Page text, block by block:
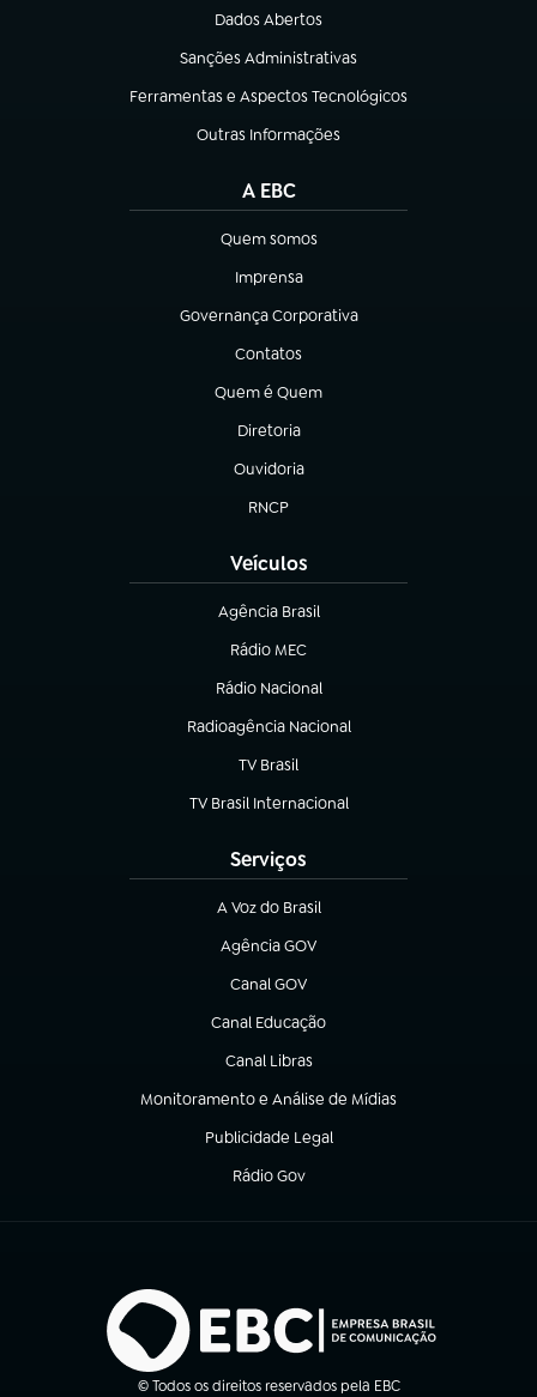
Dados Abertos
(abre em nova aba)
Sanções Administrativas
(abre em nova aba)
Ferramentas e Aspectos Tecnológicos
(abre em nova aba)
Outras Informações
(abre em nova aba)
A EBC
Quem somos
(abre em nova aba)
Imprensa
(abre em nova aba)
Governança Corporativa
(abre em nova aba)
Contatos
(abre em nova aba)
Quem é Quem
(abre em nova aba)
Diretoria
(abre em nova aba)
Ouvidoria
(abre em nova aba)
RNCP
(abre em nova aba)
Veículos
Agência Brasil
(abre em nova aba)
Rádio MEC
(abre em nova aba)
Rádio Nacional
Radioagência Nacional
(abre em nova aba)
TV Brasil
(abre em nova aba)
TV Brasil Internacional
(abre em nova aba)
Serviços
A Voz do Brasil
(abre em nova aba)
Agência GOV
(abre em nova aba)
Canal GOV
(abre em nova aba)
Canal Educação
(abre em nova aba)
Canal Libras
(abre em nova aba)
Monitoramento e Análise de Mídias
(abre em nova aba)
Publicidade Legal
(abre em nova aba)
Rádio Gov
(abre em nova aba)
© Todos os direitos reservados pela EBC